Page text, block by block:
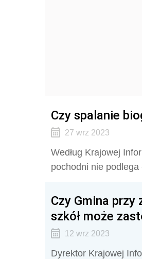
Czy spalanie
27 wrz 2023
Według Krajowej
pochodni nie podlega
Czy Gmina
szkół może
12 wrz 2023
Dyrektor Krajowej